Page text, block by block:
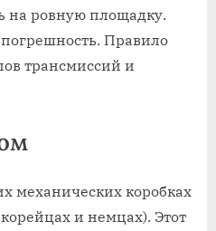
на ровную площадку.
Правило
трансмиссий и
механических коробках
и немцах). Этот